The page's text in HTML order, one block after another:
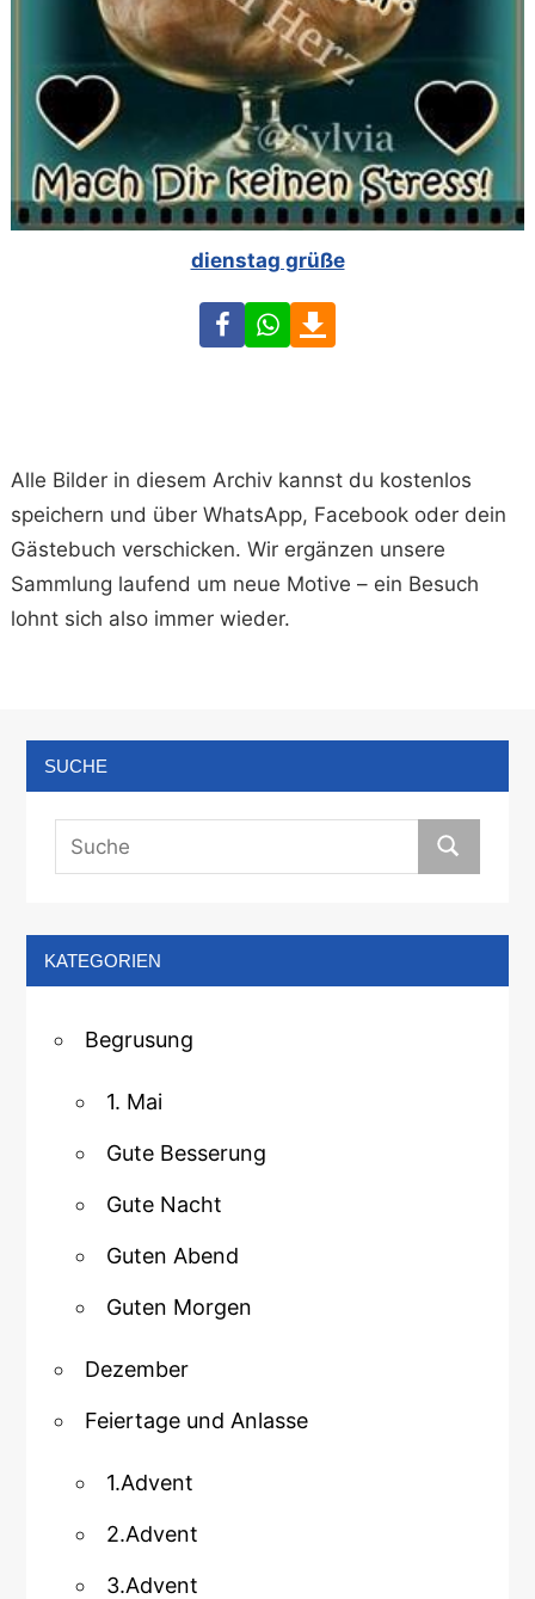
dienstag grüße
FacebookWhatsApp
Alle Bilder in diesem Archiv kannst du kostenlos
speichern und über WhatsApp, Facebook oder dein
Gästebuch verschicken. Wir ergänzen unsere
Sammlung laufend um neue Motive – ein Besuch
lohnt sich also immer wieder.
SUCHE
KATEGORIEN
Begrusung
1. Mai
Gute Besserung
Gute Nacht
Guten Abend
Guten Morgen
Dezember
Feiertage und Anlasse
1.Advent
2.Advent
3.Advent